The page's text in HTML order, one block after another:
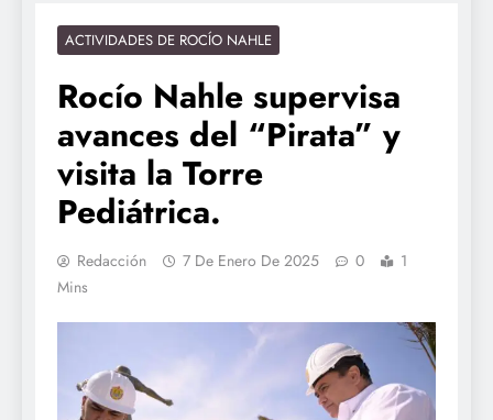
ACTIVIDADES DE ROCÍO NAHLE
Rocío Nahle supervisa
avances del “Pirata” y
visita la Torre
Pediátrica.
Redacción 7 De Enero De 2025 0
1
Mins